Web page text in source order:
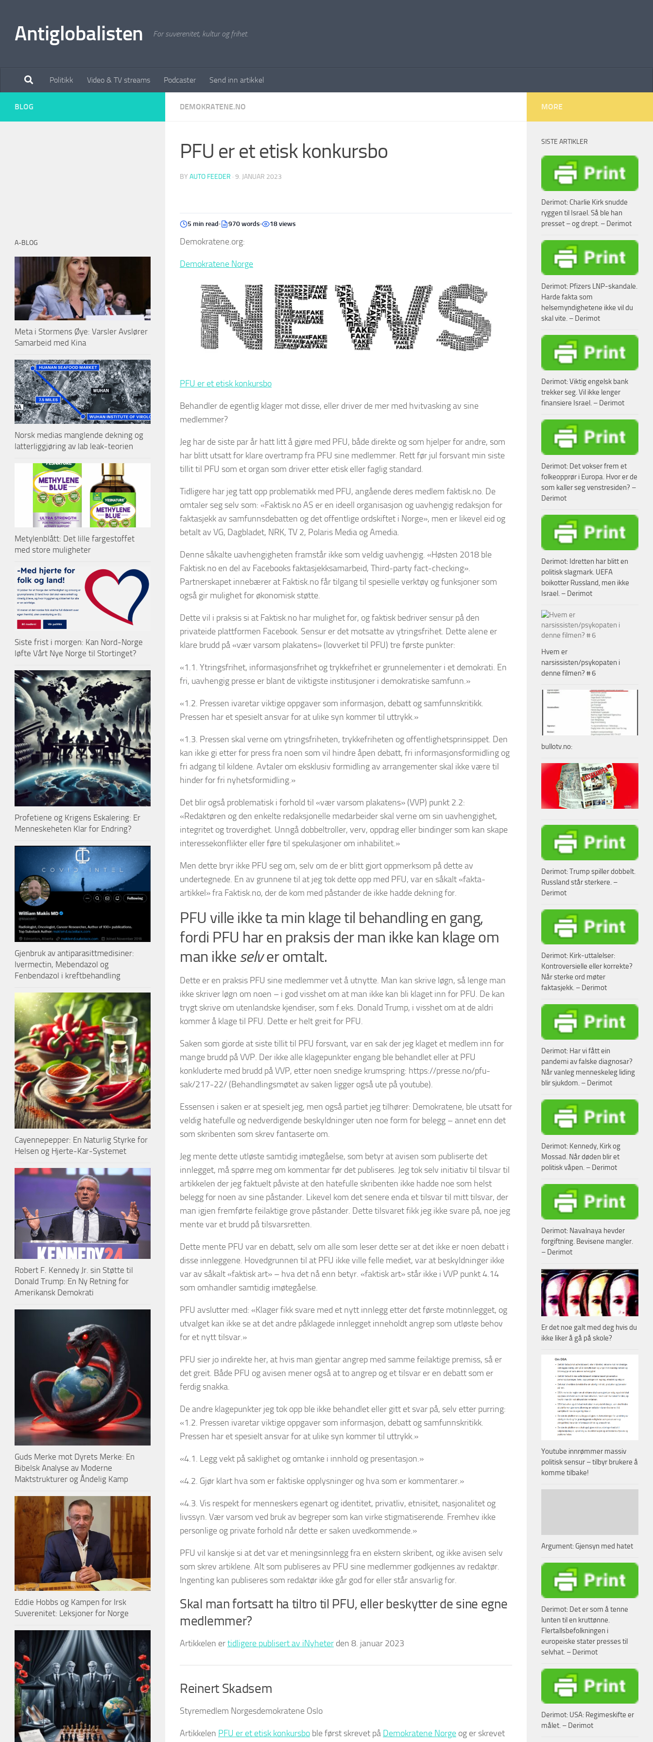
Antiglobalisten For suverenitet, kultur og frihet.
Politikk Video & TV streams Podcaster Send inn artikkel
DEMOKRATENE.NO
PFU er et etisk konkursbo
BY AUTO FEEDER · 9. JANUAR 2023
5 min read 970 words 18 views
Demokratene.org:
Demokratene Norge
PFU er et etisk konkursbo
Behandler de egentlig klager mot disse, eller driver de mer med hvitvasking av sine
medlemmer?
Jeg har de siste par år hatt litt å gjøre med PFU, både direkte og som hjelper for andre, som
har blitt utsatt for klare overtramp fra PFU sine medlemmer. Rett før jul forsvant min siste
tillit til PFU som et organ som driver etter etisk eller faglig standard.
Tidligere har jeg tatt opp problematikk med PFU, angående deres medlem faktisk.no. De
omtaler seg selv som: «Faktisk.no AS er en ideell organisasjon og uavhengig redaksjon for
faktasjekk av samfunnsdebatten og det offentlige ordskiftet i Norge», men er likevel eid og
betalt av VG, Dagbladet, NRK, TV 2, Polaris Media og Amedia.
Denne såkalte uavhengigheten framstår ikke som veldig uavhengig. «Høsten 2018 ble
Faktisk.no en del av Facebooks faktasjekksamarbeid, Third-party fact-checking».
Partnerskapet innebærer at Faktisk.no får tilgang til spesielle verktøy og funksjoner som
også gir mulighet for økonomisk støtte.
Dette vil i praksis si at Faktisk.no har mulighet for, og faktisk bedriver sensur på den
privateide plattformen Facebook. Sensur er det motsatte av ytringsfrihet. Dette alene er
klare brudd på «vær varsom plakatens» (lovverket til PFU) tre første punkter:
«1.1. Ytringsfrihet, informasjonsfrihet og trykkefrihet er grunnelementer i et demokrati. En
fri, uavhengig presse er blant de viktigste institusjoner i demokratiske samfunn.»
«1.2. Pressen ivaretar viktige oppgaver som informasjon, debatt og samfunnskritikk.
Pressen har et spesielt ansvar for at ulike syn kommer til uttrykk.»
«1.3. Pressen skal verne om ytringsfriheten, trykkefriheten og offentlighetsprinsippet. Den
kan ikke gi etter for press fra noen som vil hindre åpen debatt, fri informasjonsformidling og
fri adgang til kildene. Avtaler om eksklusiv formidling av arrangementer skal ikke være til
hinder for fri nyhetsformidling.»
Det blir også problematisk i forhold til «vær varsom plakatens» (VVP) punkt 2.2:
«Redaktøren og den enkelte redaksjonelle medarbeider skal verne om sin uavhengighet,
integritet og troverdighet. Unngå dobbeltroller, verv, oppdrag eller bindinger som kan skape
interessekonflikter eller føre til spekulasjoner om inhabilitet.»
Men dette bryr ikke PFU seg om, selv om de er blitt gjort oppmerksom på dette av
undertegnede. En av grunnene til at jeg tok dette opp med PFU, var en såkalt «fakta-
artikkel» fra Faktisk.no, der de kom med påstander de ikke hadde dekning for.
PFU ville ikke ta min klage til behandling en gang,
fordi PFU har en praksis der man ikke kan klage om
man ikke selver omtalt.
Dette er en praksis PFU sine medlemmer vet å utnytte. Man kan skrive løgn, så lenge man
ikke skriver løgn om noen – i god visshet om at man ikke kan bli klaget inn for PFU. De kan
trygt skrive om utenlandske kjendiser, som f.eks. Donald Trump, i visshet om at de aldri
kommer å klage til PFU. Dette er helt greit for PFU.
Saken som gjorde at siste tillit til PFU forsvant, var en sak der jeg klaget et medlem inn for
mange brudd på VVP. Der ikke alle klagepunkter engang ble behandlet eller at PFU
konkluderte med brudd på VVP, etter noen snedige krumspring: https://presse.no/pfu-
sak/217-22/ (Behandlingsmøtet av saken ligger også ute på youtube).
Essensen i saken er at spesielt jeg, men også partiet jeg tilhører: Demokratene, ble utsatt for
veldig hatefulle og nedverdigende beskyldninger uten noe form for belegg – annet enn det
som skribenten som skrev fantaserte om.
Jeg mente dette utløste samtidig imøtegåelse, som betyr at avisen som publiserte det
innlegget, må spørre meg om kommentar før det publiseres. Jeg tok selv initiativ til tilsvar til
artikkelen der jeg faktuelt påviste at den hatefulle skribenten ikke hadde noe som helst
belegg for noen av sine påstander. Likevel kom det senere enda et tilsvar til mitt tilsvar, der
man igjen fremførte feilaktige grove påstander. Dette tilsvaret fikk jeg ikke svare på, noe jeg
mente var et brudd på tilsvarsretten.
Dette mente PFU var en debatt, selv om alle som leser dette ser at det ikke er noen debatt i
disse innleggene. Hovedgrunnen til at PFU ikke ville felle mediet, var at beskyldninger ikke
var av såkalt «faktisk art» – hva det nå enn betyr. «faktisk art» står ikke i VVP punkt 4.14
som omhandler samtidig imøtegåelse.
PFU avslutter med: «Klager fikk svare med et nytt innlegg etter det første motinnlegget, og
utvalget kan ikke se at det andre påklagede innlegget inneholdt angrep som utløste behov
for et nytt tilsvar.»
PFU sier jo indirekte her, at hvis man gjentar angrep med samme feilaktige premiss, så er
det greit. Både PFU og avisen mener også at to angrep og et tilsvar er en debatt som er
ferdig snakka.
De andre klagepunkter jeg tok opp ble ikke behandlet eller gitt et svar på, selv etter purring:
«1.2. Pressen ivaretar viktige oppgaver som informasjon, debatt og samfunnskritikk.
Pressen har et spesielt ansvar for at ulike syn kommer til uttrykk.»
«4.1. Legg vekt på saklighet og omtanke i innhold og presentasjon.»
«4.2. Gjør klart hva som er faktiske opplysninger og hva som er kommentarer.»
«4.3. Vis respekt for menneskers egenart og identitet, privatliv, etnisitet, nasjonalitet og
livssyn. Vær varsom ved bruk av begreper som kan virke stigmatiserende. Fremhev ikke
personlige og private forhold når dette er saken uvedkommende.»
PFU vil kanskje si at det var et meningsinnlegg fra en ekstern skribent, og ikke avisen selv
som skrev artiklene. Alt som publiseres av PFU sine medlemmer godkjennes av redaktør.
Ingenting kan publiseres som redaktør ikke går god for eller står ansvarlig for.
Skal man fortsatt ha tiltro til PFU, eller beskytter de sine egne
medlemmer?
Artikkelen ertidligere publisert av iNyheter den 8. januar 2023
Reinert Skadsem
Styremedlem Norgesdemokratene Oslo
Artikkelen PFU er et etisk konkursbo ble først skrevet på Demokratene Norge og er skrevet
BLOG
A-BLOG
Meta i Stormens Øye: Varsler Avslører
Samarbeid med Kina
Norsk medias manglende dekning og
latterliggjøring av lab leak-teorien
Metylenblått: Det lille fargestoffet
med store muligheter
Siste frist i morgen: Kan Nord-Norge
løfte Vårt Nye Norge til Stortinget?
Profetiene og Krigens Eskalering: Er
Menneskeheten Klar for Endring?
Gjenbruk av antiparasittmedisiner:
Ivermectin, Mebendazol og
Fenbendazol i kreftbehandling
Cayennepepper: En Naturlig Styrke for
Helsen og Hjerte-Kar-Systemet
Robert F. Kennedy Jr. sin Støtte til
Donald Trump: En Ny Retning for
Amerikansk Demokrati
Guds Merke mot Dyrets Merke: En
Bibelsk Analyse av Moderne
Maktstrukturer og Åndelig Kamp
Eddie Hobbs og Kampen for Irsk
Suverenitet: Leksjoner for Norge
MORE
SISTE ARTIKLER
Derimot: Charlie Kirk snudde
ryggen til Israel. Så ble han
presset – og drept. – Derimot
Derimot: Pfizers LNP-skandale.
Harde fakta som
helsemyndighetene ikke vil du
skal vite. – Derimot
Derimot: Viktig engelsk bank
trekker seg. Vil ikke lenger
finansiere Israel. – Derimot
Derimot: Det vokser frem et
folkeopprør i Europa. Hvor er de
som kaller seg venstresiden? –
Derimot
Derimot: Idretten har blitt en
politisk slagmark. UEFA
boikotter Russland, men ikke
Israel. – Derimot
Hvem er
narsissisten/psykopaten i
denne filmen? # 6
bullotv.no:
Derimot: Trump spiller dobbelt.
Russland står sterkere. –
Derimot
Derimot: Kirk-uttalelser:
Kontroversielle eller korrekte?
Når sterke ord møter
faktasjekk. – Derimot
Derimot: Har vi fått ein
pandemi av falske diagnosar?
Når vanleg menneskeleg liding
blir sjukdom. – Derimot
Derimot: Kennedy, Kirk og
Mossad. Når døden blir et
politisk våpen. – Derimot
Derimot: Navalnaya hevder
forgiftning. Bevisene mangler.
– Derimot
Er det noe galt med deg hvis du
ikke liker å gå på skole?
Youtube innrømmer massiv
politisk sensur – tilbyr brukere å
komme tilbake!
Argument: Gjensyn med hatet
Derimot: Det er som å tenne
lunten til en kruttønne.
Flertallsbefolkningen i
europeiske stater presses til
selvhat. – Derimot
Derimot: USA: Regimeskifte er
målet. – Derimot